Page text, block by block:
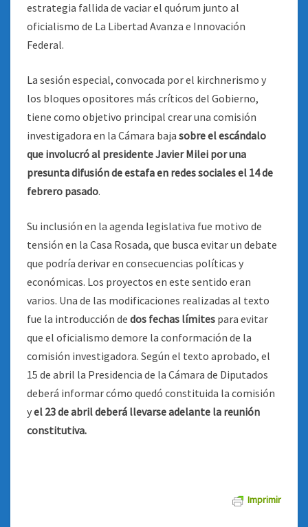
estrategia fallida de vaciar el quórum junto al
oficialismo de La Libertad Avanza e Innovación
Federal.
La sesión especial, convocada por el kirchnerismo y
los bloques opositores más críticos del Gobierno,
tiene como objetivo principal crear una comisión
investigadora en la Cámara baja sobre el escándalo
que involucró al presidente Javier Milei por una
presunta difusión de estafa en redes sociales el 14 de
febrero pasado.
Su inclusión en la agenda legislativa fue motivo de
tensión en la Casa Rosada, que busca evitar un debate
que podría derivar en consecuencias políticas y
económicas. Los proyectos en este sentido eran
varios. Una de las modificaciones realizadas al texto
fue la introducción de dos fechas límites para evitar
que el oficialismo demore la conformación de la
comisión investigadora. Según el texto aprobado, el
15 de abril la Presidencia de la Cámara de Diputados
deberá informar cómo quedó constituida la comisión
yel 23 de abril deberá llevarse adelante la reunión
constitutiva.
Imprimir